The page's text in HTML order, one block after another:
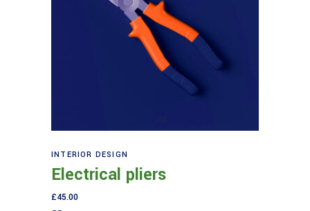
Aggiungi al carrello
INTERIOR DESIGN
Electrical pliers
£45.00